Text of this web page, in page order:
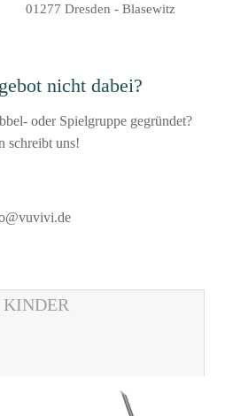
01277 Dresden - Blasewitz
nicht dabei?
oder Spielgruppe gegründet?
schreibt uns!
KINDER